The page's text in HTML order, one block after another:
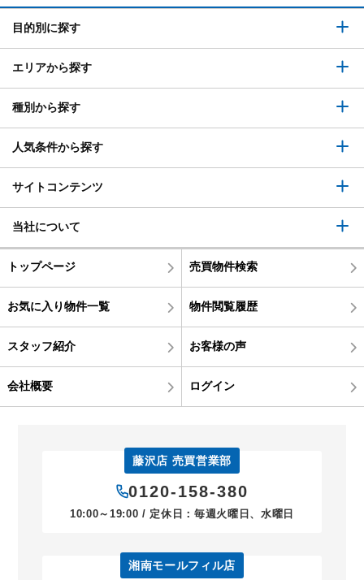
目的別に探す
エリアから探す
種別から探す
人気条件から探す
サイトコンテンツ
当社について
トップページ 売買物件検索
お気に入り物件一覧 物件閲覧履歴
スタッフ紹介 お客様の声
会社概要 ログイン
藤沢店 売買営業部
0120-158-380
10:00～19:00 / 定休日：毎週火曜日、水曜日
湘南モールフィル店